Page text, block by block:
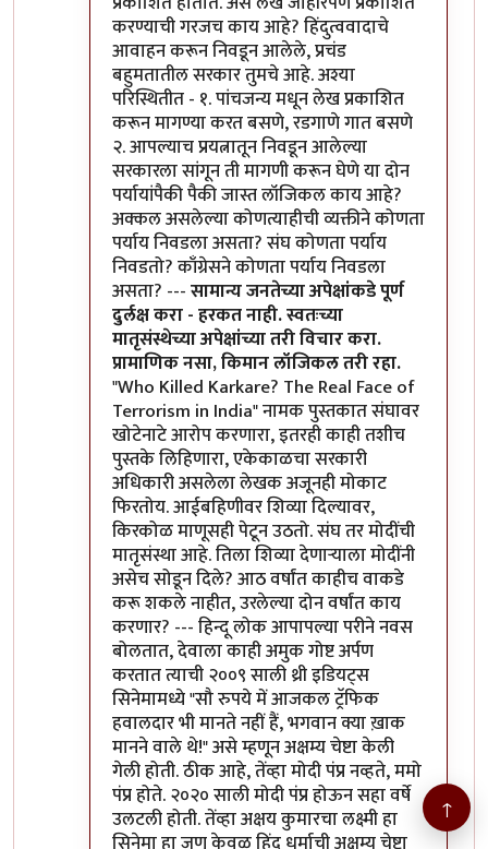
करण्याची गरजच काय आहे? हिंदुत्ववादाचे
आवाहन करून निवडून आलेले, प्रचंड
बहुमतातील सरकार तुमचे आहे. अश्या
परिस्थितीत - १. पांचजन्य मधून लेख प्रकाशित
करून मागण्या करत बसणे, रडगाणे गात बसणे
२. आपल्याच प्रयत्नातून निवडून आलेल्या
सरकारला सांगून ती मागणी करून घेणे या दोन
पर्यायांपैकी पैकी जास्त लॉजिकल काय आहे?
अक्कल असलेल्या कोणत्याहीची व्यक्तीने कोणता
पर्याय निवडला असता? संघ कोणता पर्याय
निवडतो? काँग्रेसने कोणता पर्याय निवडला
असता? ---सामान्य जनतेच्या अपेक्षांकडे पूर्ण
दुर्लक्ष करा - हरकत नाही. स्वतःच्या
मातृसंस्थेच्या अपेक्षांच्या तरी विचार करा.
प्रामाणिक नसा, किमान लॉजिकल तरी रहा.
"Who Killed Karkare? The Real Face of
Terrorism in India" नामक पुस्तकात संघावर
खोटेनाटे आरोप करणारा, इतरही काही तशीच
पुस्तके लिहिणारा, एकेकाळचा सरकारी
अधिकारी असलेला लेखक अजूनही मोकाट
फिरतोय. आईबहिणीवर शिव्या दिल्यावर,
किरकोळ माणूसही पेटून उठतो. संघ तर मोदींची
मातृसंस्था आहे. तिला शिव्या देणाऱ्याला मोदींनी
असेच सोडून दिले? आठ वर्षांत काहीच वाकडे
करू शकले नाहीत, उरलेल्या दोन वर्षांत काय
करणार? --- हिन्दू लोक आपापल्या परीने नवस
बोलतात, देवाला काही अमुक गोष्ट अर्पण
करतात त्याची २००९ साली थ्री इडियट्स
सिनेमामध्ये "सौ रुपये में आजकल ट्रॅफिक
हवालदार भी मानते नहीं हैं, भगवान क्या ख़ाक
मानने वाले थे!" असे म्हणून अक्षम्य चेष्टा केली
गेली होती. ठीक आहे, तेंव्हा मोदी पंप्र नव्हते, ममो
पंप्र होते. २०२० साली मोदी पंप्र होऊन सहा वर्षे
उलटली होती. तेंव्हा अक्षय कुमारचा लक्ष्मी हा ↑